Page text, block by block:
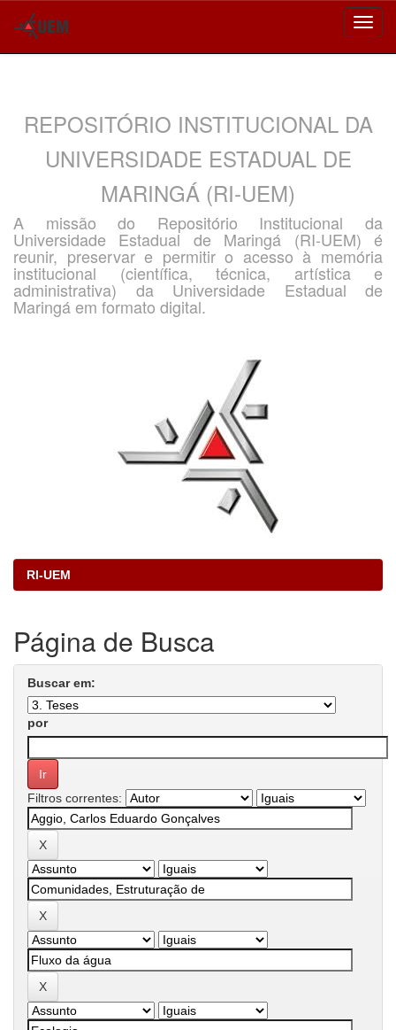
REPOSITÓRIO INSTITUCIONAL DA
UNIVERSIDADE ESTADUAL DE
MARINGÁ (RI-UEM)
A missão do Repositório Institucional da
Universidade Estadual de Maringá (RI-UEM) é
reunir, preservar e permitir o acesso à memória
institucional (científica, técnica, artística e
administrativa) da Universidade Estadual de
Maringá em formato digital.
RI-UEM
Página de Busca
Buscar em:
por
Filtros correntes: